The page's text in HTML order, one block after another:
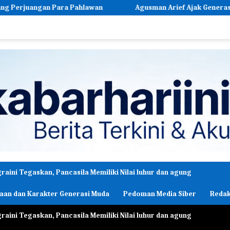
Agusman Arief Ajak Generasi Muda Terus Terapkan
Tegaskan, Pancasila Memiliki Nilai luhur dan agung
dan Karakter Generasi Muda Pedoman Media Siber
Tegaskan, Pancasila Memiliki Nilai luhur dan agung